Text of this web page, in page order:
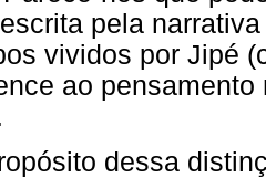
pela
vividos por Jipé
ao
dessa